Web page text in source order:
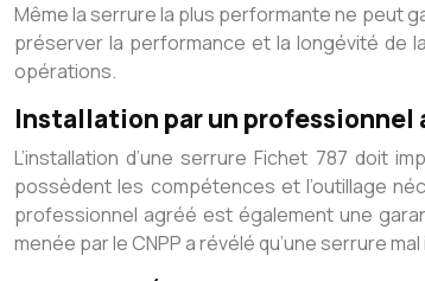
Même la serrure la plus performante ne peut
préserver la performance et la longévité de
opérations.
Installation par un
L’installation d’une serrure Fichet 787 doit
possèdent les compétences et l’outillage
professionnel agréé est également une
menée par le CNPP a révélé qu’une serrure